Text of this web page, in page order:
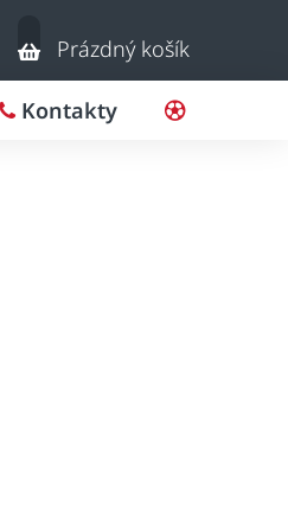
Nákupní
košík
Prázdný košík
Kontakty